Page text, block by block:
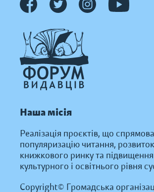
Наша місія
Реалізація проєктів, що
популяризацію читання, розвиток
книжкового ринку та підвищення
культурного і освітнього рівня
Copyright© Громадська